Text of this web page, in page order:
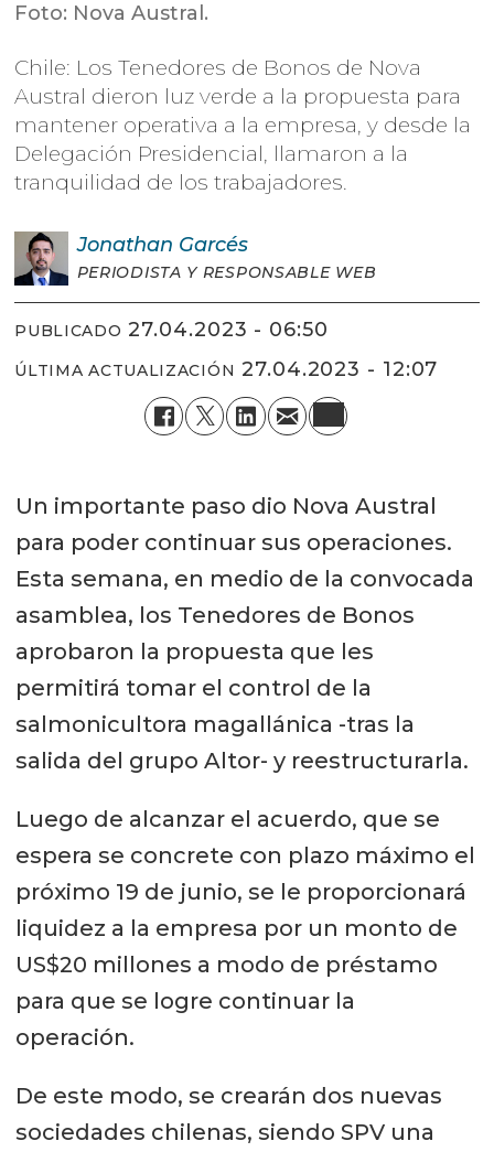
Foto: Nova Austral.
Chile: Los Tenedores de Bonos de Nova
Austral dieron luz verde a la propuesta para
mantener operativa a la empresa, y desde la
Delegación Presidencial, llamaron a la
tranquilidad de los trabajadores.
Jonathan Garcés
PERIODISTA Y RESPONSABLE WEB
PUBLICADO 27.04.2023 - 06:50
ÚLTIMA ACTUALIZACIÓN 27.04.2023 - 12:07
Un importante paso dio Nova Austral
para poder continuar sus operaciones.
Esta semana, en medio de la convocada
asamblea, los Tenedores de Bonos
aprobaron la propuesta que les
permitirá tomar el control de la
salmonicultora magallánica -tras la
salida del grupo Altor- y reestructurarla.
Luego de alcanzar el acuerdo, que se
espera se concrete con plazo máximo el
próximo 19 de junio, se le proporcionará
liquidez a la empresa por un monto de
US$20 millones a modo de préstamo
para que se logre continuar la
operación.
De este modo, se crearán dos nuevas
sociedades chilenas, siendo SPV una